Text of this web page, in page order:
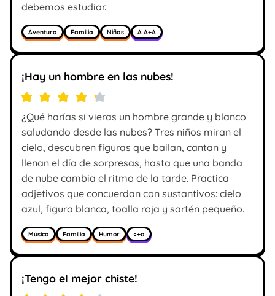
debemos estudiar.
Aventura Familia Niñas A A+A
¡Hay un hombre en las nubes!
¿Qué harías si vieras un hombre grande y blanco
saludando desde las nubes? Tres niños miran el
cielo, descubren figuras que bailan, cantan y
llenan el día de sorpresas, hasta que una banda
de nube cambia el ritmo de la tarde. Practica
adjetivos que concuerdan con sustantivos: cielo
azul, figura blanca, toalla roja y sartén pequeño.
Música Familia Humor ○+a
¡Tengo el mejor chiste!